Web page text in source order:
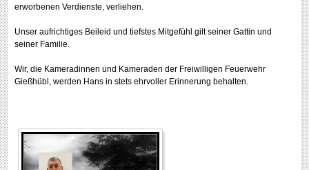
erworbenen Verdienste, verliehen.
Unser aufrichtiges Beileid und tiefstes Mitgefühl gilt seiner Gattin und
seiner Familie.
Wir, die Kameradinnen und Kameraden der Freiwilligen Feuerwehr
Gießhübl, werden Hans in stets ehrvoller Erinnerung behalten.